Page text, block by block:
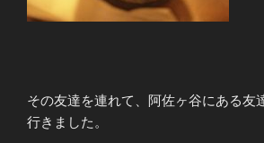
その友達を連れて、阿佐ヶ谷にある友
行きました。